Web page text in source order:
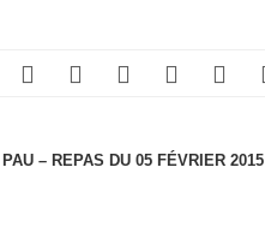
PAU – REPAS DU 05 FÉVRIER 2015